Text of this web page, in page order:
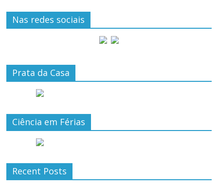
Nas redes sociais
Prata da Casa
Ciência em Férias
Recent Posts